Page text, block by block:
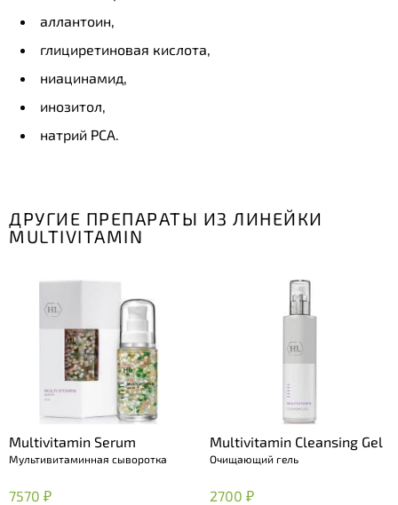
аллантоин,
глициретиновая кислота,
ниацинамид,
инозитол,
натрий РСА.
ДРУГИЕ ПРЕПАРАТЫ ИЗ ЛИНЕЙКИ
MULTIVITAMIN
Multivitamin Serum
Мультивитаминная сыворотка
7570 ₽
Multivitamin Cleansing Gel
Очищающий гель
2700 ₽